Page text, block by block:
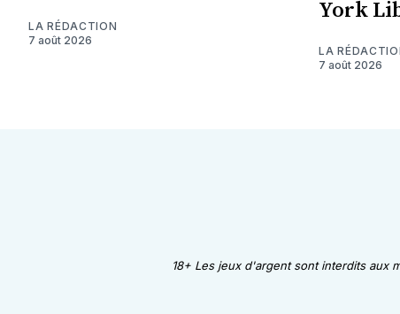
LA RÉDACTION
7 août 2026
York
LA
7 août 2026
18+ Les jeux d'argent sont interdits aux